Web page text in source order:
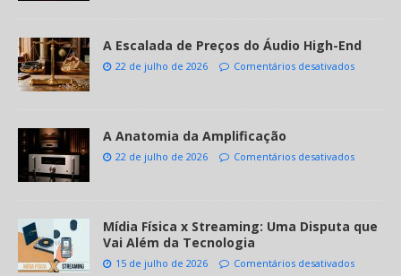
A Escalada de Preços do Áudio High-End
22 de julho de 2026 Comentários desativados
A Anatomia da Amplificação
22 de julho de 2026 Comentários desativados
Mídia Física x Streaming: Uma Disputa que
Vai Além da Tecnologia
15 de julho de 2026 Comentários desativados